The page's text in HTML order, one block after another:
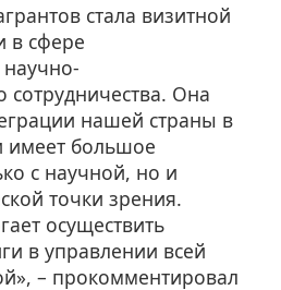
стала визитной
в сфере
сотрудничества. Она
нашей страны в
имеет большое
с научной, но и
точки зрения.
осуществить
в управлении всей
– прокомментировал